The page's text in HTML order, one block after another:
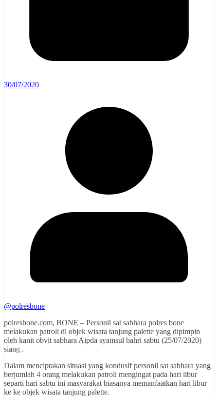
30/07/2020
@polresbone
polresbone.com, BONE – Personil sat sabhara polres bone
melakukan patroli di objek wisata tanjung palette yang dipimpin
oleh kanit obvit sabhara Aipda syamsul bahri sabtu (25/07/2020)
siang .
Dalam menciptakan situasi yang kondusif personil sat sabhara yang
berjumlah 4 orang melakukan patroli mengingat pada hari libur
separti hari sabtu ini masyarakat biasanya memanfaatkan hari libur
ke ke objek wisata tanjung palette.